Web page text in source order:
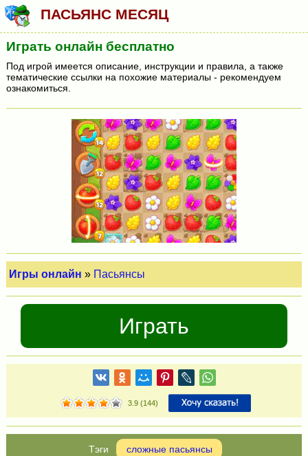
ПАСЬЯНС МЕСЯЦ
Играть онлайн бесплатно
Под игрой имеется описание, инструкции и правила, а также
тематические ссылки на похожие материалы - рекомендуем
ознакомиться.
Игры онлайн » Пасьянсы
Играть
3.9(144)
сложные пасьянсы